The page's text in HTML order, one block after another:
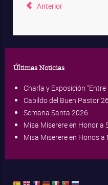
Anterior
Últimas Noticias
Charla y Exposición "Entre
Cabildo del Buen Pastor
Semana Santa 2026
Misa Miserere en Honor a
Misa Miserere en Honos